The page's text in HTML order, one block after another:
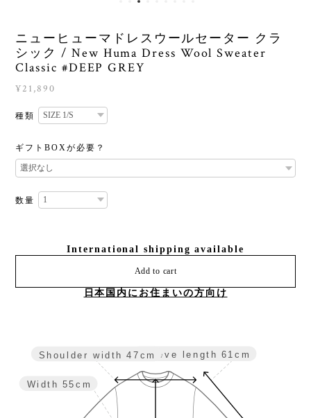
ニューヒューマドレスウールセーター クラ
シック / New Huma Dress Wool Sweater
Classic #DEEP GREY
¥21,890
種類
ギフトBOXが必要？
数量
International shipping available
Add to cart
日本国内にお住まいの方向け
Sleeve length 61cm
Width 55cm
Shoulder width 47cm